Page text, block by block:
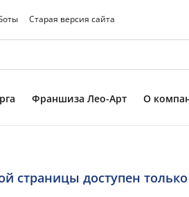
Старая версия сайта
Франшиза Лео-Арт О
страницы доступен